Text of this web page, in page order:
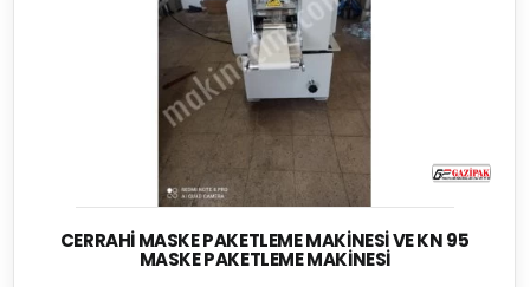
CERRAHI MASKE PAKETLEME MAKINESI VE KN 95
MASKE PAKETLEME MAKINESI